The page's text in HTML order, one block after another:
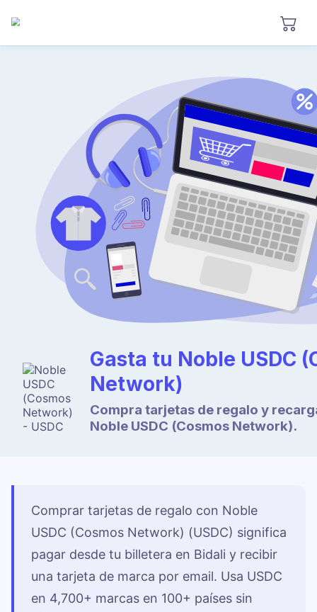
Gasta tu Noble USDC
Network)
Compra tarjetas de regalo y
Noble USDC (Cosmos Network).
Comprar tarjetas de regalo con Noble
USDC (Cosmos Network) (USDC) significa
pagar desde tu billetera en Bidali y recibir
una tarjeta de marca por email. Usa USDC
en 4,700+ marcas en 100+ países sin